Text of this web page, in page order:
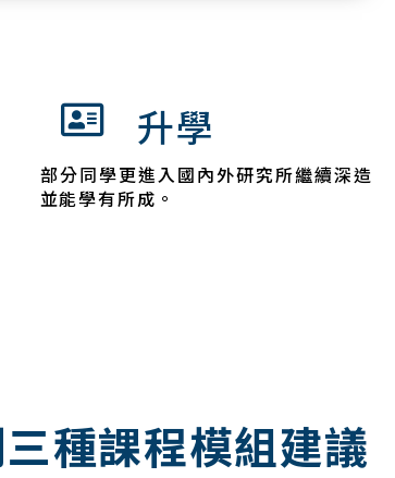
升學
部分同學更進入國內外研究所繼續深造
並能學有所成。
種課程模組建議